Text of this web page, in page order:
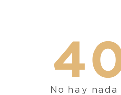
No hay nada